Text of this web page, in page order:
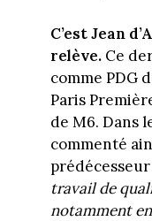
C’est Jean
relève.Ce
comme PDG
Paris
de M6. Dans
commenté
prédécesseur
travail de
notamment